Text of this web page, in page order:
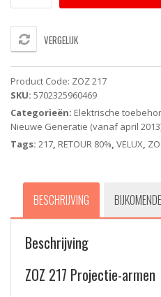
Projectie-
armen
aantal
VERGELIJK
Product Code: ZOZ 217
SKU: 5702325960469
Categorieën: Elektrische
Nieuwe Generatie (vanaf april
Tags: 217, RETOUR 80%, VELUX,
BESCHRIJVING
Beschrijving
ZOZ 217 Projectie-armen